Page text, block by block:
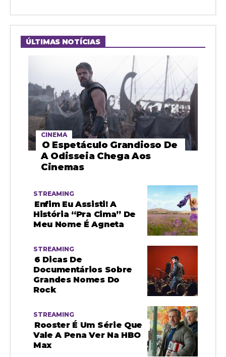
ÚLTIMAS NOTÍCIAS
CINEMA
O Espetáculo Grandioso De
A Odisseia Chega Aos
Cinemas
STREAMING
Enfim Eu Assisti! A
História “pra Cima” De
Meu Nome É Agneta
STREAMING
6 Dicas De
Documentários Sobre
Grandes Nomes Do
Rock
STREAMING
Rooster É Um Série Que
Vale A Pena Ver Na HBO
Max